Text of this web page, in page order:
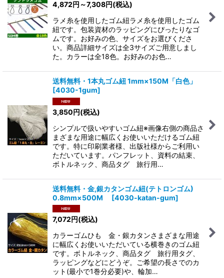
4,872円 ～7,308円(税込)
ラメ糸を使用したゴム紐ラメ糸を使用したゴム
紐です。包装資材のラッピングにぴったりなゴ
ムです。お好みの色、サイズをお選びくださ
い。商品詳細サイズは全3サイズご用意しまし
た。カラーは全18色。お好みのお色…
送料無料・1本丸ゴム紐 1mm×150M「白色」
[4030-1gum]
3,850円(税込)
シンプルで扱いやすいゴム紐※画像右側の商品さ
まざまな用途に幅広くお使いいただけるゴム紐
です。特に印刷業者様、出版社様からご利用い
ただいています。パンフレット、資料の結束、
ボトルネック、商品タグ 旅行用…
送料無料・金,銀カタンゴム紐(テトロンゴム)
0.8mm×500M
[4030-katan-gum]
7,072円(税込)
カラーゴムひも 金・銀カタンさまざまな用途
に幅広くお使いいただいている横巻きのゴム紐
です。ボトルネック、商品タグ 旅行用タグ、
ラッピングなどにどうぞ。ご希望の長さでのカ
ット(最小で1巻分必要)や、輪加…